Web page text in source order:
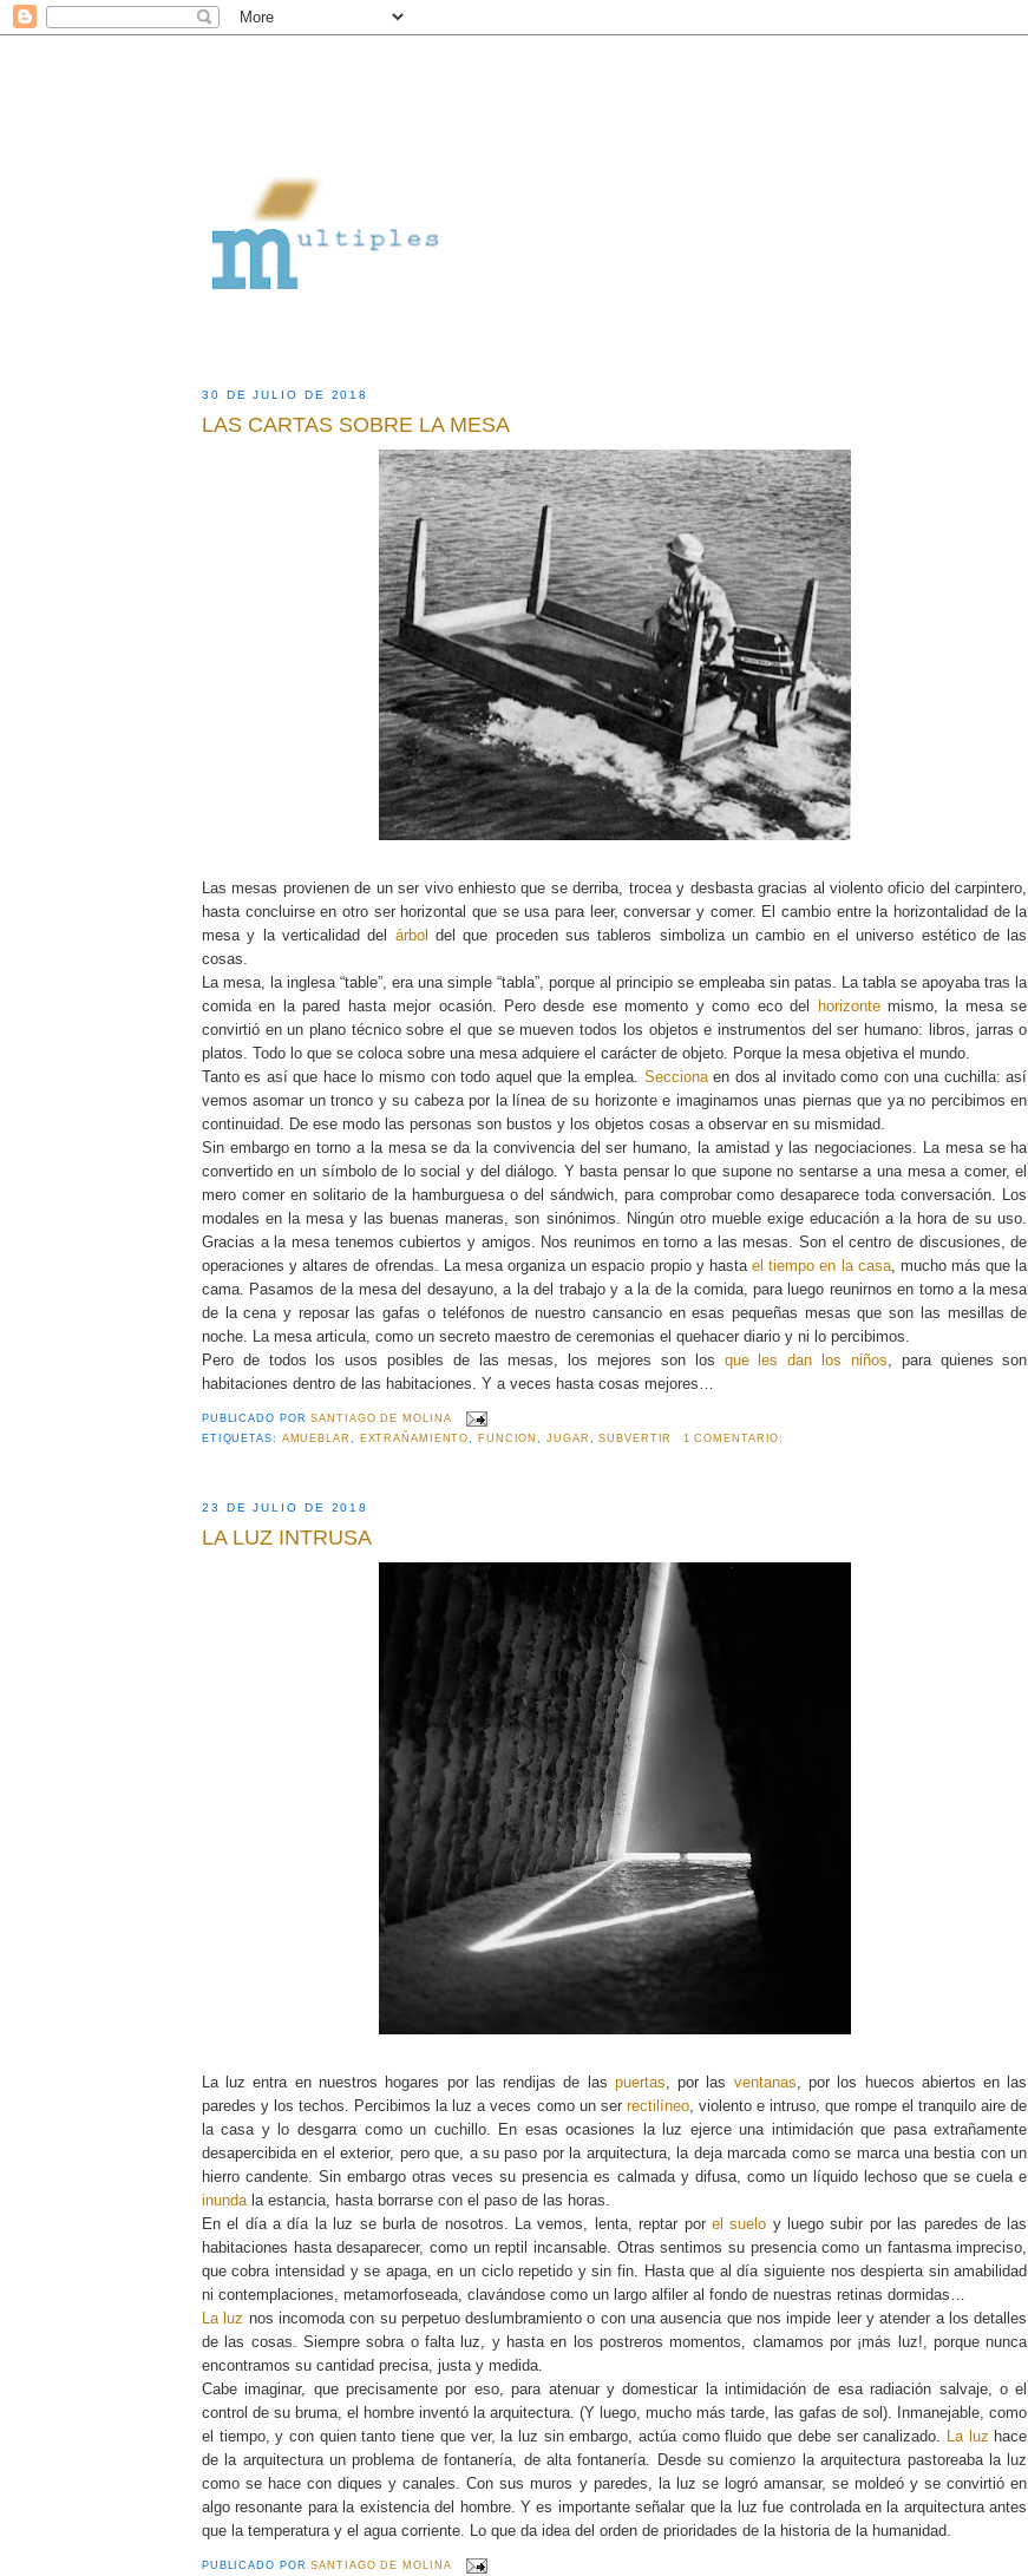
30 DE JULIO DE 2018
LAS CARTAS SOBRE LA MESA
Las mesas provienen de un ser vivo enhiesto que se derriba, trocea y desbasta gracias al violento oficio del carpintero,
hasta concluirse en otro ser horizontal que se usa para leer, conversar y comer. El cambio entre la horizontalidad de la
mesa y la verticalidad del árbol del que proceden sus tableros simboliza un cambio en el universo estético de las
cosas.
La mesa, la inglesa “table”, era una simple “tabla”, porque al principio se empleaba sin patas. La tabla se apoyaba tras la
comida en la pared hasta mejor ocasión. Pero desde ese momento y como eco del horizontemismo, la mesa se
convirtió en un plano técnico sobre el que se mueven todos los objetos e instrumentos del ser humano: libros, jarras o
platos. Todo lo que se coloca sobre una mesa adquiere el carácter de objeto. Porque la mesa objetiva el mundo.
Tanto es así que hace lo mismo con todo aquel que la emplea. Seccionaen dos al invitado como con una cuchilla: así
vemos asomar un tronco y su cabeza por la línea de su horizonte e imaginamos unas piernas que ya no percibimos en
continuidad. De ese modo las personas son bustos y los objetos cosas a observar en su mismidad.
Sin embargo en torno a la mesa se da la convivencia del ser humano, la amistad y las negociaciones. La mesa se ha
convertido en un símbolo de lo social y del diálogo. Y basta pensar lo que supone no sentarse a una mesa a comer, el
mero comer en solitario de la hamburguesa o del sándwich, para comprobar como desaparece toda conversación. Los
modales en la mesa y las buenas maneras, son sinónimos. Ningún otro mueble exige educación a la hora de su uso.
Gracias a la mesa tenemos cubiertos y amigos. Nos reunimos en torno a las mesas. Son el centro de discusiones, de
operaciones y altares de ofrendas. La mesa organiza un espacio propio y hastael tiempo en la casa, mucho más que la
cama. Pasamos de la mesa del desayuno, a la del trabajo y a la de la comida, para luego reunirnos en torno a la mesa
de la cena y reposar las gafas o teléfonos de nuestro cansancio en esas pequeñas mesas que son las mesillas de
noche. La mesa articula, como un secreto maestro de ceremonias el quehacer diario y ni lo percibimos.
Pero de todos los usos posibles de las mesas, los mejores son los que les dan los niños , para quienes son
habitaciones dentro de las habitaciones. Y a veces hasta cosas mejores…
PUBLICADO PORSANTIAGO DE MOLINA
ETIQUETAS: AMUEBLAR , EXTRAÑAMIENTO, FUNCION,JUGAR ,SUBVERTIR 1 COMENTARIO:
23 DE JULIO DE 2018
LA LUZ INTRUSA
La luz entra en nuestros hogares por las rendijas de las puertas , por las ventanas , por los huecos abiertos en las
paredes y los techos. Percibimos la luz a veces como un ser rectilíneo, violento e intruso, que rompe el tranquilo aire de
la casa y lo desgarra como un cuchillo. En esas ocasiones la luz ejerce una intimidación que pasa extrañamente
desapercibida en el exterior, pero que, a su paso por la arquitectura, la deja marcada como se marca una bestia con un
hierro candente. Sin embargo otras veces su presencia es calmada y difusa, como un líquido lechoso que se cuela e
inundala estancia, hasta borrarse con el paso de las horas.
En el día a día la luz se burla de nosotros. La vemos, lenta, reptar por el suelo y luego subir por las paredes de las
habitaciones hasta desaparecer, como un reptil incansable. Otras sentimos su presencia como un fantasma impreciso,
que cobra intensidad y se apaga, en un ciclo repetido y sin fin. Hasta que al día siguiente nos despierta sin amabilidad
ni contemplaciones, metamorfoseada, clavándose como un largo alfiler al fondo de nuestras retinas dormidas…
La luz nos incomoda con su perpetuo deslumbramiento o con una ausencia que nos impide leer y atender a los detalles
de las cosas. Siempre sobra o falta luz, y hasta en los postreros momentos, clamamos por ¡más luz!, porque nunca
encontramos su cantidad precisa, justa y medida.
Cabe imaginar, que precisamente por eso, para atenuar y domesticar la intimidación de esa radiación salvaje, o el
control de su bruma, el hombre inventó la arquitectura. (Y luego, mucho más tarde, las gafas de sol). Inmanejable, como
el tiempo, y con quien tanto tiene que ver, la luz sin embargo, actúa como fluido que debe ser canalizado. La luz hace
de la arquitectura un problema de fontanería, de alta fontanería. Desde su comienzo la arquitectura pastoreaba la luz
como se hace con diques y canales. Con sus muros y paredes, la luz se logró amansar, se moldeó y se convirtió en
algo resonante para la existencia del hombre. Y es importante señalar que la luz fue controlada en la arquitectura antes
que la temperatura y el agua corriente. Lo que da idea del orden de prioridades de la historia de la humanidad.
PUBLICADO PORSANTIAGO DE MOLINA